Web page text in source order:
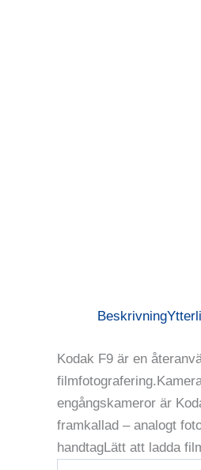
Beskrivning
Kodak F9 är en
engångskameror är
framkallad – analogt
handtagLätt att ladda